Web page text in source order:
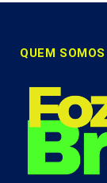
QUEM SOMOS